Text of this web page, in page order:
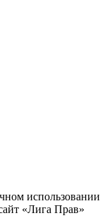
использовании
«Лига Прав»